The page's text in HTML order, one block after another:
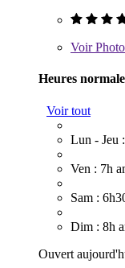
Voir
Heures
Voir tout
Lun - Jeu
Ven : 7h
Sam :
Dim : 8h
Ouvert